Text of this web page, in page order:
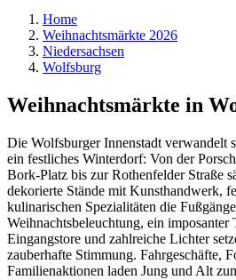
Home
Weihnachtsmärkte 2026
Niedersachsen
Wolfsburg
Weihnachtsmärkte in
Die Wolfsburger Innenstadt verwandelt
ein festliches Winterdorf: Von der
Bork-Platz bis zur Rothenfelder Straße
dekorierte Stände mit Kunsthandwerk,
kulinarischen Spezialitäten die
Weihnachtsbeleuchtung, ein imposanter
Eingangstore und zahlreiche Lichter
zauberhafte Stimmung. Fahrgeschäfte,
Familienaktionen laden Jung und Alt